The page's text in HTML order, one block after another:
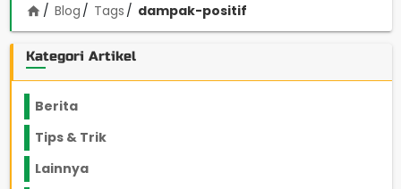
home Blog Tags dampak-positif
Kategori Artikel
Berita
Tips & Trik
Lainnya